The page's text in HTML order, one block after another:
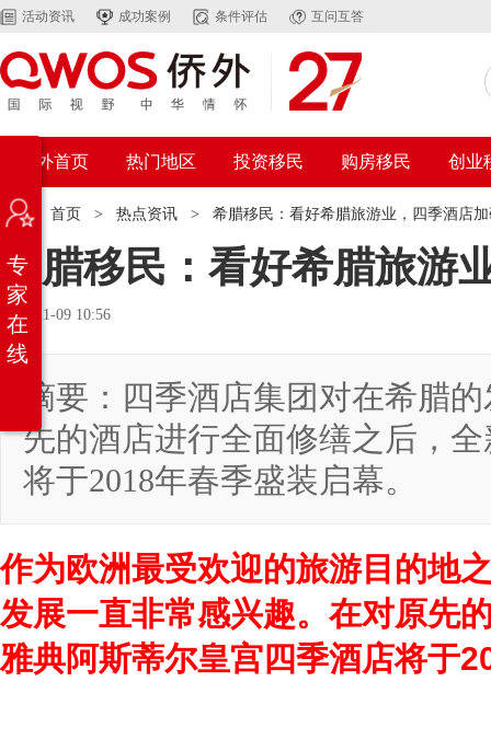
活动资讯 成功案例 条件评估 互问互答
侨外首页 热门地区 投资移民 购房移民 创业
位置： 首页 > 热点资讯 > 希腊移民：看好希腊旅游业，四季酒店
希腊移民：看好希腊旅游
2017-11-09 10:56
摘要：四季酒店集团对在希腊
先的酒店进行全面修缮之后，
将于2018年春季盛装启幕。
作为欧洲最受欢迎的旅游目的地
发展一直非常感兴趣。在对原先
雅典阿斯蒂尔皇宫四季酒店将于
专
家
在
线